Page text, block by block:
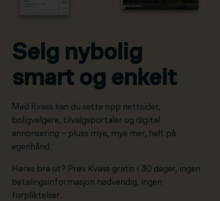
Selg nybolig
smart og enkelt
Med Kvass kan du sette opp nettsider,
boligvelgere, tilvalgsportaler og digital
annonsering – pluss mye, mye mer, helt på
egenhånd.
Høres bra ut? Prøv Kvass gratis i 30 dager, ingen
betalingsinformasjon nødvendig, ingen
forpliktelser.